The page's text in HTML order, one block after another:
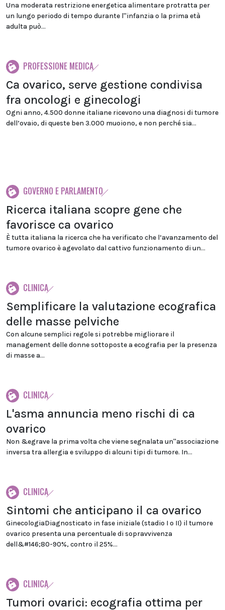
Una moderata restrizione energetica alimentare protratta per
un lungo periodo di tempo durante l''infanzia o la prima età
adulta può...
PROFESSIONE MEDICA
Ca ovarico, serve gestione condivisa
fra oncologi e ginecologi
Ogni anno, 4.500 donne italiane ricevono una diagnosi di tumore
dell’ovaio, di queste ben 3.000 muoiono, e non perché sia...
GOVERNO E PARLAMENTO
Ricerca italiana scopre gene che
favorisce ca ovarico
È tutta italiana la ricerca che ha verificato che l’avanzamento del
tumore ovarico è agevolato dal cattivo funzionamento di un...
CLINICA
Semplificare la valutazione ecografica
delle masse pelviche
Con alcune semplici regole si potrebbe migliorare il
management delle donne sottoposte a ecografia per la presenza
di masse a...
CLINICA
L'asma annuncia meno rischi di ca
ovarico
Non &egrave la prima volta che viene segnalata un''associazione
inversa tra allergia e sviluppo di alcuni tipi di tumore. In...
CLINICA
Sintomi che anticipano il ca ovarico
GinecologiaDiagnosticato in fase iniziale (stadio I o II) il tumore
ovarico presenta una percentuale di sopravvivenza
dell&#146;80-90%, contro il 25%...
CLINICA
Tumori ovarici: ecografia ottima per